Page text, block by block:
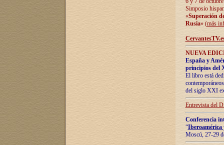
Simposio
«Superación
Rusia» (más
NUEVA
España y
principios del
El libro está
del siglo XXI
Entrevista del
Conferencia
“Iberoamérica
Moscú, 27-29